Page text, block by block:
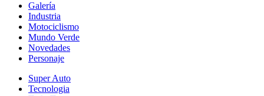
Galería
Industria
Motociclismo
Mundo Verde
Novedades
Personaje
Super Auto
Tecnologia